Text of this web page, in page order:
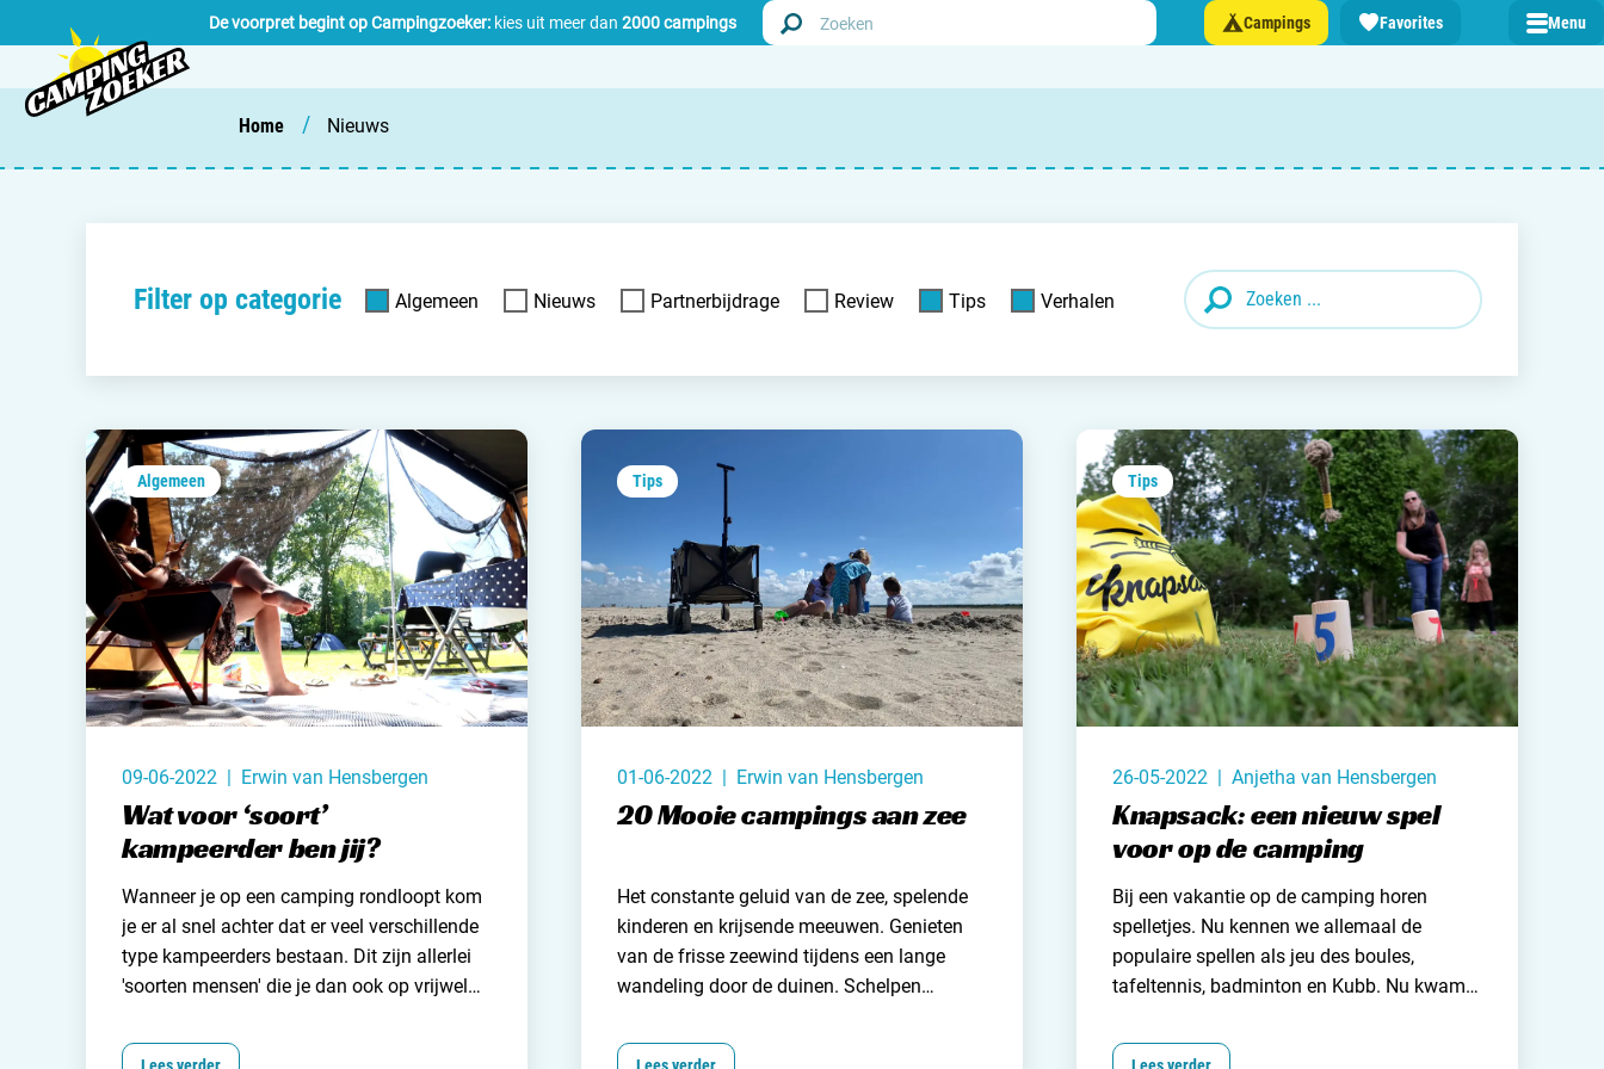
De voorpret begint op Campingzoeker: kies uit meer dan 2000 campings Campings Favorites Menu
Frankrijk
Zwitserland
informatie over …
Nederland
België
Luxemburg
Nieuws / blog
Over Campingzoeker
Home / Nieuws
Filter op categorie Algemeen Nieuws Partnerbijdrage Review Tips Verhalen
Algemeen
09-06-2022 | Erwin van Hensbergen
Wat voor ‘soort’
kampeerder ben jij?
Wanneer je op een camping rondloopt kom
je er al snel achter dat er veel verschillende
type kampeerders bestaan. Dit zijn allerlei
'soorten mensen' die je dan ook op vrijwel
geen idee waar ik het over heb, dan is het
Tips
01-06-2022 | Erwin van Hensbergen
20 Mooie campings aan zee
Het constante geluid van de zee, spelende
kinderen en krijsende meeuwen. Genieten
van de frisse zeewind tijdens een lange
wandeling door de duinen. Schelpen
een kleedje in het warme zand. De kust is
Tips
26-05-2022 | Anjetha van Hensbergen
Knapsack: een nieuw spel
voor op de camping
Bij een vakantie op de camping horen
spelletjes. Nu kennen we allemaal de
populaire spellen als jeu des boules,
tafeltennis, badminton en Kubb. Nu kwam
genaamdKnapsack. Een gezelschapsspel